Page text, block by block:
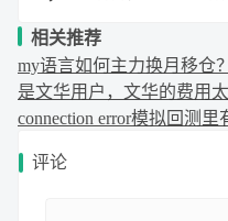
相关推荐
my语言如何主力换月移仓？
是文华用户，文华的费用
connection error模拟回测里
评论